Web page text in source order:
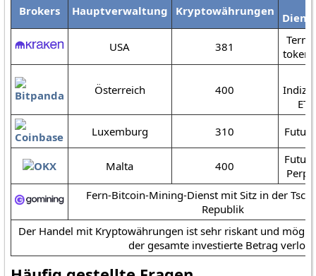
Brokers Hauptverwaltung Kryptowährungen
USA 381
Österreich 400
Luxemburg
310
Malta 400
Fern-Bitcoin-Mining-Dienst mit Sitz in der
Republik
Der Handel mit Kryptowährungen ist sehr riskant und
der gesamte investierte Betrag